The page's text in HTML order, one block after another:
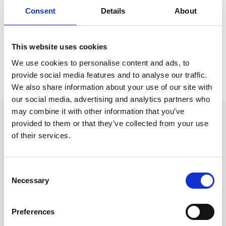
Consent Details About
This website uses cookies
We use cookies to personalise content and ads, to
provide social media features and to analyse our traffic.
We also share information about your use of our site with
our social media, advertising and analytics partners who
may combine it with other information that you’ve
provided to them or that they’ve collected from your use
of their services.
Selection
Necessary
Preferences
Prishistorik
Lägsta pris senaste 30 dagarna är 75 kr (2026-08-08)
Andra tittade även på